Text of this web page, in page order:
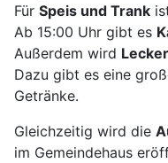
Für Speis und Trank
Ab 15:00 Uhr gibt es
Außerdem wird
Dazu gibt es eine
Getränke.
Gleichzeitig wird die
im Gemeindehaus